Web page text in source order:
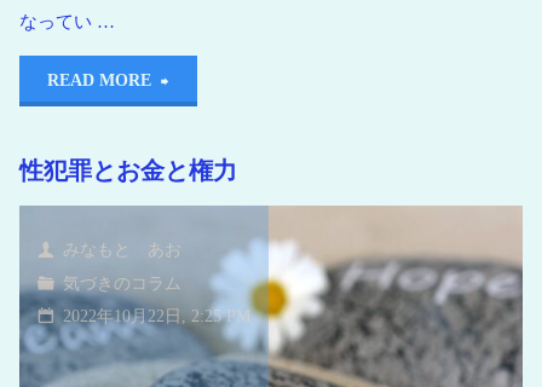
なってい …
READ MORE
性犯罪とお金と権力
みなもと あお
気づきのコラム
2022年10月22日, 2:25 PM